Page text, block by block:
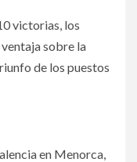
victorias, los
sobre la
de los puestos
en Menorca,